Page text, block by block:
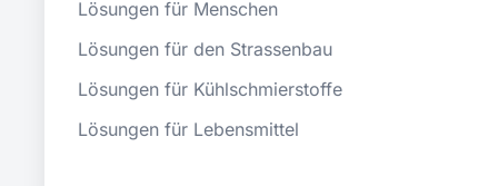
Lösungen für Menschen
Lösungen für den Strassenbau
Lösungen für Kühlschmierstoffe
Lösungen für Lebensmittel